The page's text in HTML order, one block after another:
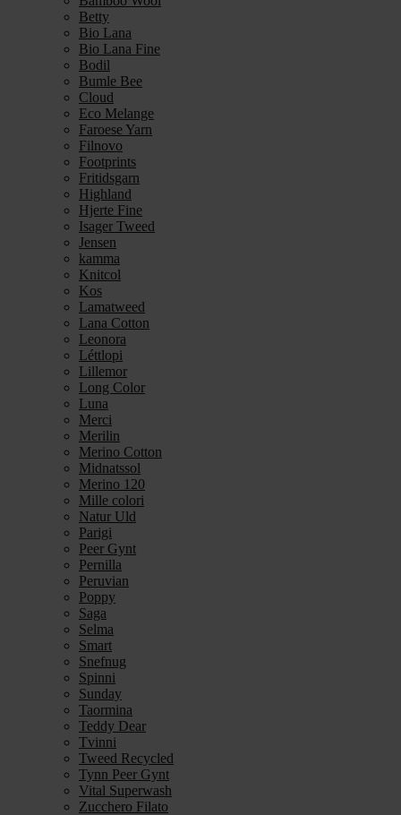
Betty
Bio Lana
Bio Lana Fine
Bodil
Bumle Bee
Cloud
Eco Melange
Faroese Yarn
Filnovo
Footprints
Fritidsgarn
Highland
Hjerte Fine
Isager Tweed
Jensen
kamma
Knitcol
Kos
Lamatweed
Lana Cotton
Leonora
Léttlopi
Lillemor
Long Color
Luna
Merci
Merilin
Merino Cotton
Midnatssol
Merino 120
Mille colori
Natur Uld
Parigi
Peer Gynt
Pernilla
Peruvian
Poppy
Saga
Selma
Smart
Snefnug
Spinni
Sunday
Taormina
Teddy Dear
Tvinni
Tweed Recycled
Tynn Peer Gynt
Vital Superwash
Zucchero Filato